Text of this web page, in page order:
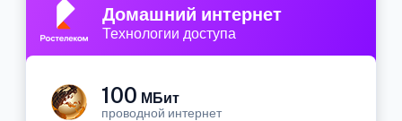
Домашний интернет
Технологии доступа
100 МБит
проводной интернет